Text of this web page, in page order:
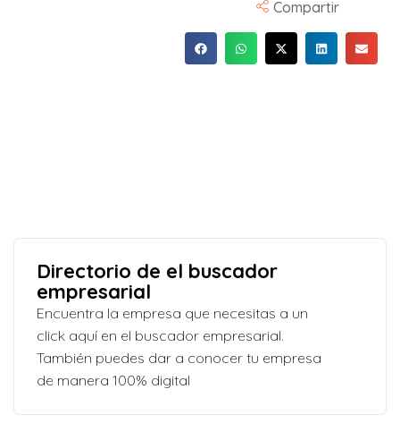
Compartir
Directorio de el buscador
empresarial
Encuentra la empresa que necesitas a un
click aquí en el buscador empresarial.
También puedes dar a conocer tu empresa
de manera 100% digital